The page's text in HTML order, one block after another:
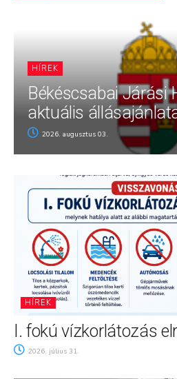
HÍREK
Békéscsabai Járási
aktuális
2026. augusztus 03.
HÍREK
I. fokú vízkorlátozás
2026. július 31.